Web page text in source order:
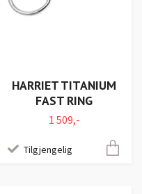
HARRIET TITANIUM
FAST RING
1 509,-
Tilgjengelig